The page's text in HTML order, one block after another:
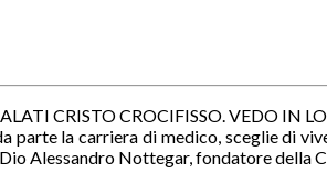
CRISTO CROCIFISSO. VEDO IN
parte la carriera di medico, sceglie di
Alessandro Nottegar, fondatore della